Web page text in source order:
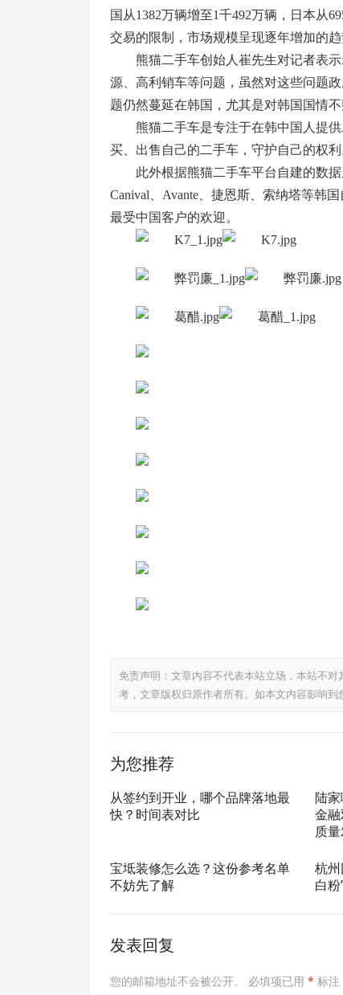
国从1382万辆增至1千492万辆，日本从
交易的限制，市场规模呈现逐年增加的趋
熊猫二手车创始人崔先生对记者表
源、高利销车等问题，虽然对这些问题
题仍然蔓延在韩国，尤其是对韩国国情
熊猫二手车是专注于在韩中国人提
买、出售自己的二手车，守护自己的权利
此外根据熊猫二手车平台自建的数据
Canival、Avante、捷恩斯、索纳塔等韩
最受中国客户的欢迎。
免责声明：文章内容不代表本站立场，本站不
考，文章版权归原作者所有。如本文内容影响到
为您推荐
从签约到开业，哪个品牌落地最
快？时间表对比
陆
金
质
宝坻装修怎么选？这份参考名单
不妨先了解
杭
白粉
发表回复
您的邮箱地址不会被公开。 必填项已用 * 标注